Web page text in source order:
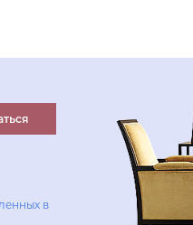
Купить в один клик
в